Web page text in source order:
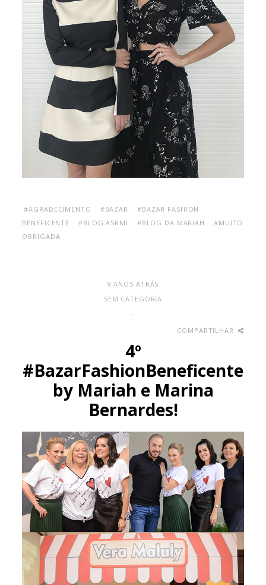
#AGRADECIMENTO #BAZAR
#BAZAR FASHION
BENEFICENTE
#BLOG ASKMI #BLOG DA MARIAH
#MUITO
OBRIGADA
9 ANOS ATRÁS
SEM CATEGORIA
-
COMPARTILHAR
4º
#BazarFashionBeneficente
by Mariah e Marina
Bernardes!